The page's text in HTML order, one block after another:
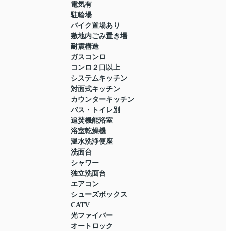
電気有
駐輪場
バイク置場あり
敷地内ごみ置き場
耐震構造
ガスコンロ
コンロ２口以上
システムキッチン
対面式キッチン
カウンターキッチン
バス・トイレ別
追焚機能浴室
浴室乾燥機
温水洗浄便座
洗面台
シャワー
独立洗面台
エアコン
シューズボックス
CATV
光ファイバー
オートロック